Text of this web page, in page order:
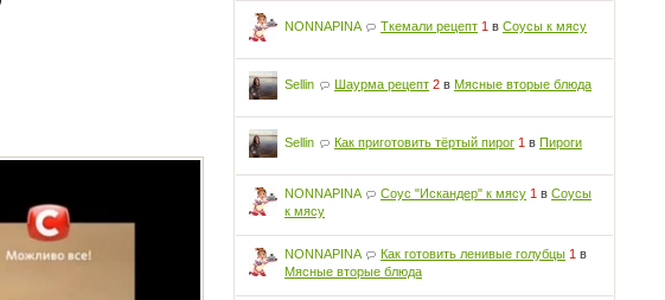
NONNAPINA Ткемали рецепт 1 вСоусы к мясу
Sellin Шаурма рецепт 2 вМясные вторые блюда
Sellin Как приготовить тёртый пирог 1 вПироги
NONNAPINA Соус "Искандер" к мясу 1 вСоусы
к мясу
NONNAPINA Как готовить ленивые голубцы 1 в
Мясные вторые блюда